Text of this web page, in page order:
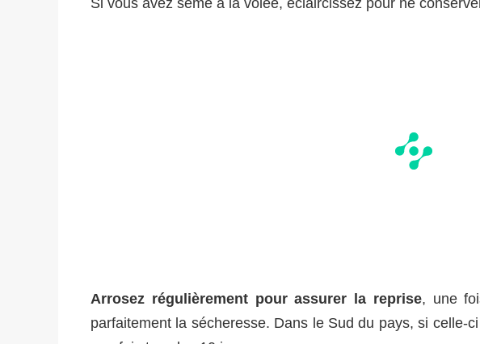
Arrosez régulièrement pour assurer la reprise, une
parfaitement la sécheresse. Dans le Sud du pays, si celle-